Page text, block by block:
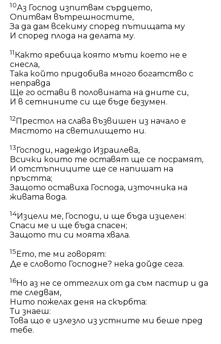
10Аз Господ изпитвам сърдцето,
Опитвам вътрешностите,
За да дам всекиму според пътищата му
И според плода на делата му.
11 Както яребица която мъти което не е
снесла,
Така който придобива много богатство с
неправда
Ще го остави в половината на дните си,
И в сетнините си ще бъде безумен.
12Престол на слава възвишен из начало е
Мястото на светилището ни.
13Господи, надеждо Израилева,
Всички които те оставят ще се посрамят,
И отстъпниците ще се напишат на
пръстта;
Защото оставиха Господа, източника на
живата вода.
14Изцели ме, Господи, и ще бъда изцелен:
Спаси ме и ще бъда спасен;
Защото ти си моята хвала.
15 Ето, те ми говорят:
Де е словото Господне? нека дойде сега.
16Но аз не се оттеглих от да съм пастир и да
те следвам,
Нито пожелах деня на скърбта:
Ти знаеш:
Това що е излезло из устните ми беше пред
тебе.